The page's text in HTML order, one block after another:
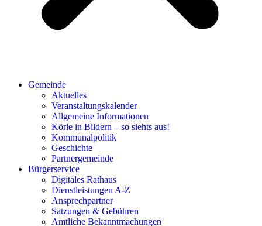
Gemeinde
Aktuelles
Veranstaltungskalender
Allgemeine Informationen
Körle in Bildern – so siehts aus!
Kommunalpolitik
Geschichte
Partnergemeinde
Bürgerservice
Digitales Rathaus
Dienstleistungen A-Z
Ansprechpartner
Satzungen & Gebühren
Amtliche Bekanntmachungen